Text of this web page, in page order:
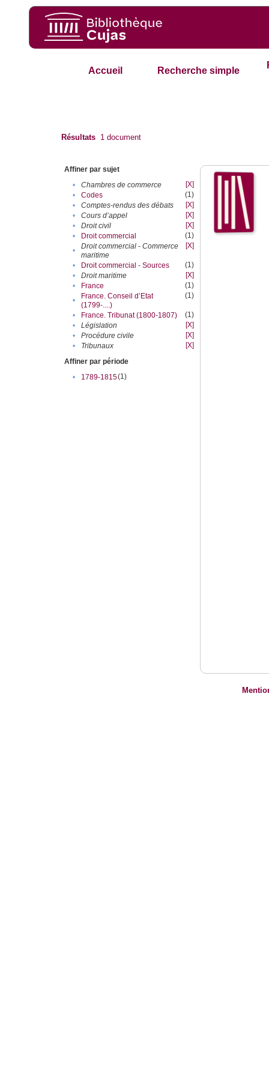
Accueil Recherche simple
Résultats 1 document
Affiner par sujet
•
Chambres de commerce
[X]
•
Codes
(1)
•
Comptes-rendus des débats
[X]
•
Cours d’appel
[X]
•
Droit civil
[X]
•
Droit commercial
(1)
•
Droit commercial - Commerce
maritime
[X]
• Droit commercial - Sources
(1)
•
Droit maritime
[X]
•
France
(1)
•
France. Conseil d’Etat
(1799-....)
(1)
• France. Tribunat (1800-1807)
(1)
•
Législation
[X]
•
Procédure civile
[X]
•
Tribunaux
[X]
Affiner par période
•
1789-1815(1)